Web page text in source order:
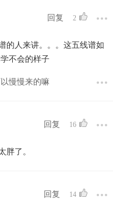
回复 2
的人来讲。。。这五线谱如
不会的样子
慢慢来的嘛
回复 16
胖了。
回复 14